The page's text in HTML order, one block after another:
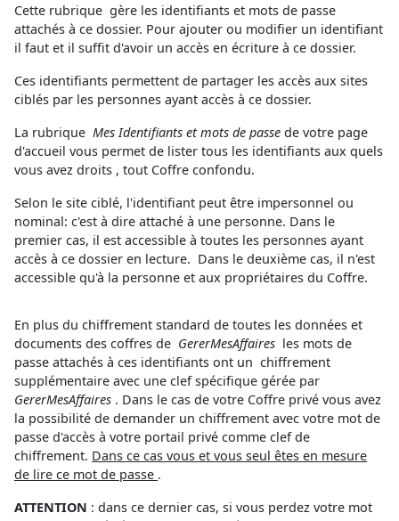
Cette rubrique gère les identifiants et mots de passe
attachés à ce dossier. Pour ajouter ou modifier un identifiant
il faut et il suffit d'avoir un accès en écriture à ce dossier.
Ces identifiants permettent de partager les accès aux sites
ciblés par les personnes ayant accès à ce dossier.
La rubrique Mes Identifiants et mots de passe de votre page
d'accueil vous permet de lister tous les identifiants aux quels
vous avez droits , tout Coffre confondu.
Selon le site ciblé, l'identifiant peut être impersonnel ou
nominal: c'est à dire attaché à une personne. Dans le
premier cas, il est accessible à toutes les personnes ayant
accès à ce dossier en lecture. Dans le deuxième cas, il n'est
accessible qu'à la personne et aux propriétaires du Coffre.
En plus du chiffrement standard de toutes les données et
documents des coffres de GererMesAffaires les mots de
passe attachés à ces identifiants ont un chiffrement
supplémentaire avec une clef spécifique gérée par
GererMesAffaires . Dans le cas de votre Coffre privé vous avez
la possibilité de demander un chiffrement avec votre mot de
passe d'accès à votre portail privé comme clef de
chiffrement. Dans ce cas vous et vous seul êtes en mesure
de lire ce mot de passe .
ATTENTION : dans ce dernier cas, si vous perdez votre mot